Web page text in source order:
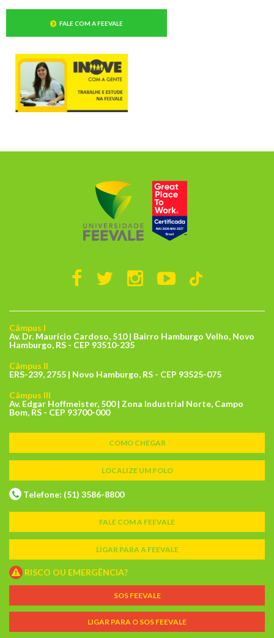
FALE COM A FEEVALE
Câmpus I
Av. Dr. Maurício Cardoso, 510 | Bairro Hamburgo Velho, Novo
Hamburgo, RS - CEP 93510-235
Câmpus II
ERS-239, 2755 | Novo Hamburgo, RS - CEP 93525-075
Câmpus III
Av. Edgar Hoffmeister, 500 | Zona Industrial Norte, Campo
Bom, RS - CEP 93700-000
COMO CHEGAR
LOCALIZE UM POLO
Telefone: (51) 3586-8800
FALE COM A FEEVALE
LIGAR PARA A FEEVALE
RISCO OU EMERGÊNCIA?
SOS FEEVALE
LIGAR PARA O SOS FEEVALE